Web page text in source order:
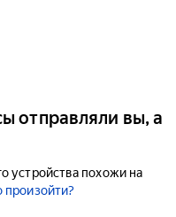
отправляли вы, а
устройства похожи на
произойти?